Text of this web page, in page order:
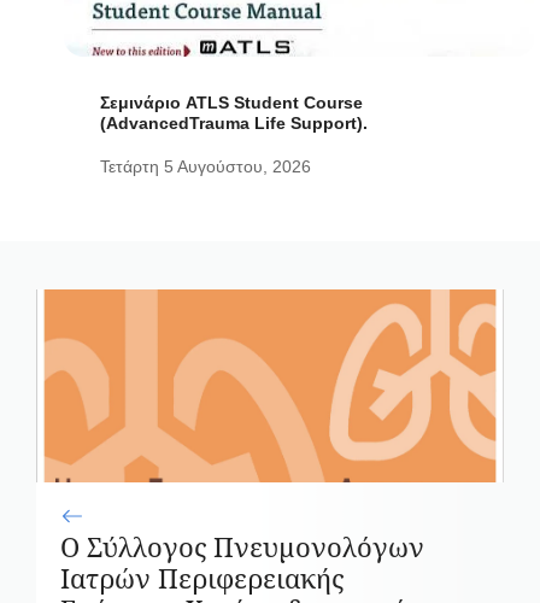
Σεμινάριο ATLS Student Course
(AdvancedTrauma Life Support).
Τετάρτη 5 Αυγούστου, 2026
Ο Σύλλογος Πνευμονολόγων
Ιατρών Περιφερειακής